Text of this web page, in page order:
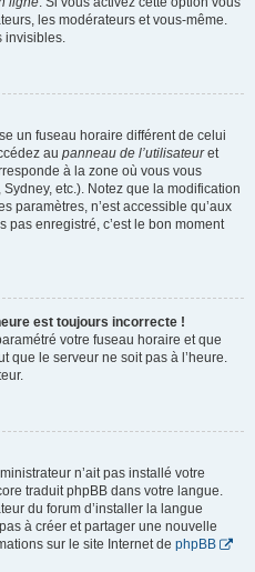
les modérateurs et vous-même.
invisibles.
un fuseau horaire différent de celui
au panneau de l’utilisateuret
à la zone où vous vous
etc.). Notez que la modification
paramètres, n’est accessible qu’aux
pas enregistré, c’est le bon moment
est toujours incorrecte !
votre fuseau horaire et que
que le serveur ne soit pas à l’heure.
n’ait pas installé votre
traduit phpBB dans votre langue.
du forum d’installer la langue
à créer et partager une nouvelle
sur le site Internet de phpBB